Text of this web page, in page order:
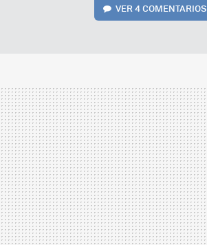
VER4 COMENTARIOS